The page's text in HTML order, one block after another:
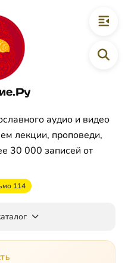
аудио и видео
лекции, проповеди,
30 000 записей от
114